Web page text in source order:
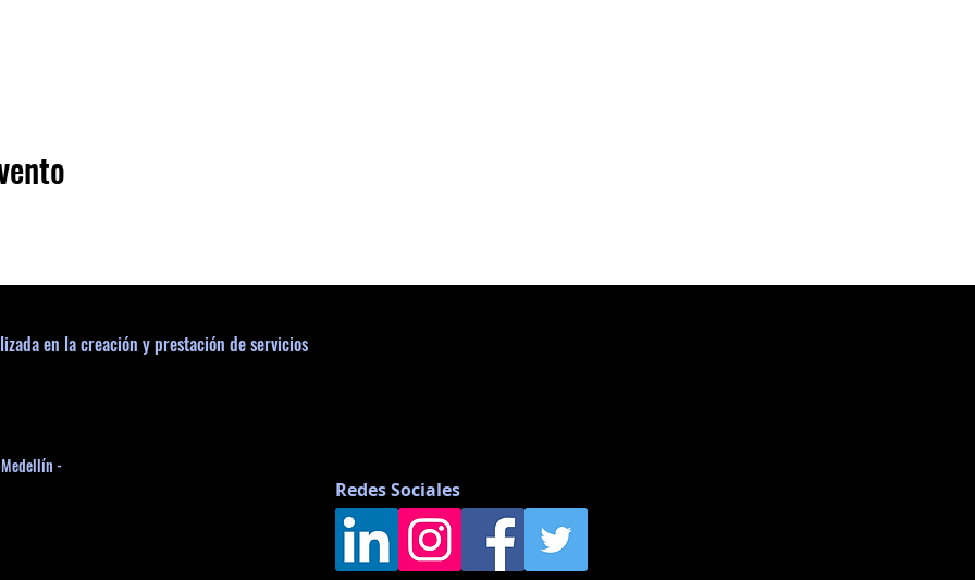
en la creación y prestación de servicios
-
Redes Sociales